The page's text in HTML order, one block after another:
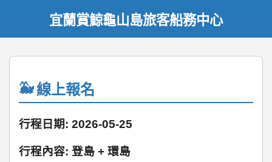
宜蘭賞鯨龜山島旅客船務中心
線上報名
行程日期: 2026-05-25
行程內容: 登島 + 環島